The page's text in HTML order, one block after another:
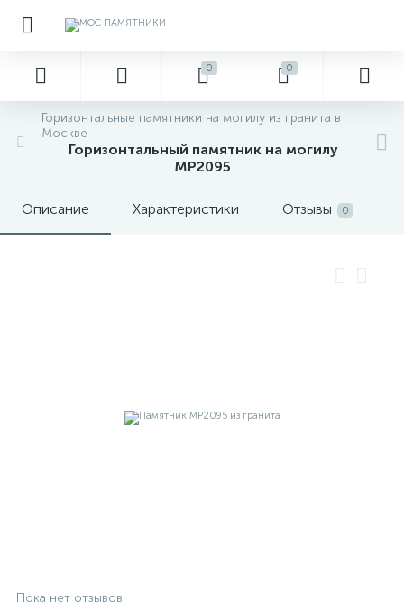
0 0
Горизонтальные памятники на могилу из гранита в
Москве
Горизонтальный памятник на могилу
MP2095
Описание Характеристики Отзывы 0
Пока нет отзывов